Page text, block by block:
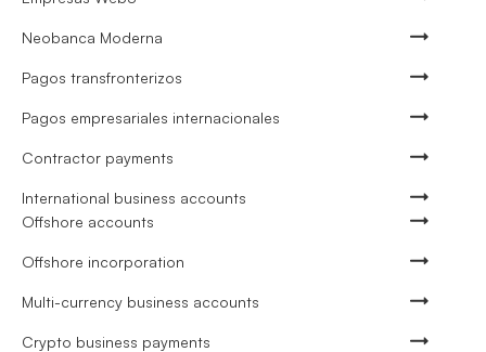
Neobanca Moderna
Pagos transfronterizos
Pagos empresariales internacionales
Contractor payments
International business accounts
Offshore accounts
Offshore incorporation
Multi-currency business accounts
Crypto business payments